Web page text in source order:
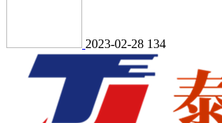
2023-02-28 134